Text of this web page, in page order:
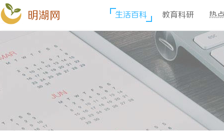
明湖网 生活百科 教育科研 热